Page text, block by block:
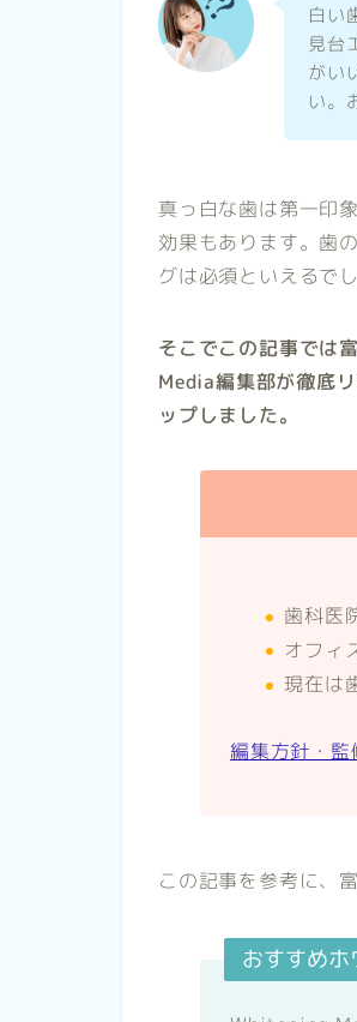
白い
見台
がい
い。
真っ白な歯は第一印
効果もあります。歯
グは必須といえるでし
そこでこの記事では
Media編集部が徹底
ップしました。
歯科医
オフィ
現在は
編集方針・監
この記事を参考に、
おすすめ